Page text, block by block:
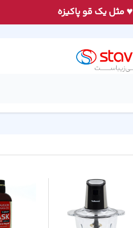
♥مثل يک قو پاكيزه